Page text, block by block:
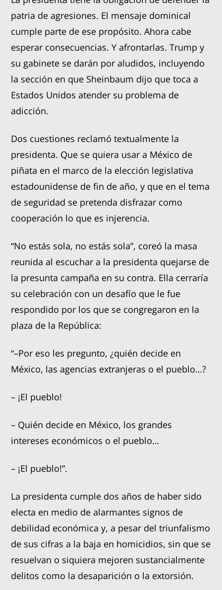
patria de agresiones. El mensaje dominical
cumple parte de ese propósito. Ahora cabe
esperar consecuencias. Y afrontarlas. Trump y
su gabinete se darán por aludidos, incluyendo
la sección en que Sheinbaum dijo que toca a
Estados Unidos atender su problema de
adicción.
Dos cuestiones reclamó textualmente la
presidenta. Que se quiera usar a México de
piñata en el marco de la elección legislativa
estadounidense de fin de año, y que en el tema
de seguridad se pretenda disfrazar como
cooperación lo que es injerencia.
“No estás sola, no estás sola”, coreó la masa
reunida al escuchar a la presidenta quejarse de
la presunta campaña en su contra. Ella cerraría
su celebración con un desafío que le fue
respondido por los que se congregaron en la
plaza de la República:
“–Por eso les pregunto, ¿quién decide en
México, las agencias extranjeras o el pueblo…?
– ¡El pueblo!
– Quién decide en México, los grandes
intereses económicos o el pueblo…
– ¡El pueblo!”.
La presidenta cumple dos años de haber sido
electa en medio de alarmantes signos de
debilidad económica y, a pesar del triunfalismo
de sus cifras a la baja en homicidios, sin que se
resuelvan o siquiera mejoren sustancialmente
delitos como la desaparición o la extorsión.